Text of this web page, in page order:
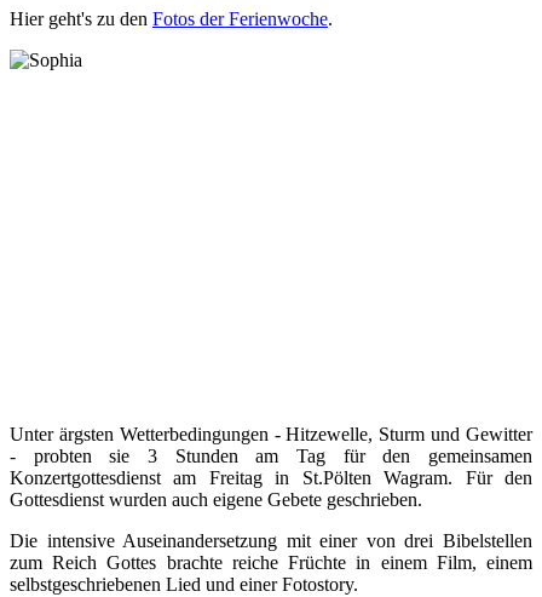
Hier geht's zu den Fotos der Ferienwoche.
Unter ärgsten Wetterbedingungen - Hitzewelle, Sturm und Gewitter
- probten sie 3 Stunden am Tag für den gemeinsamen
Konzertgottesdienst am Freitag in St.Pölten Wagram. Für den
Gottesdienst wurden auch eigene Gebete geschrieben.
Die intensive Auseinandersetzung mit einer von drei Bibelstellen
zum Reich Gottes brachte reiche Früchte in einem Film, einem
selbstgeschriebenen Lied und einer Fotostory.